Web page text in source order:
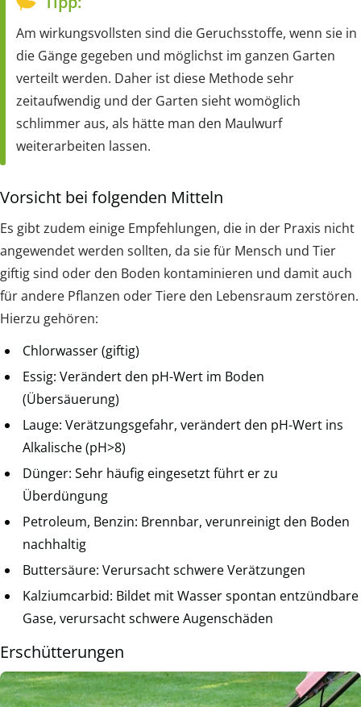
Am wirkungsvollsten sind die Geruchsstoffe, wenn sie in
die Gänge gegeben und möglichst im ganzen Garten
verteilt werden. Daher ist diese Methode sehr
zeitaufwendig und der Garten sieht womöglich
schlimmer aus, als hätte man den Maulwurf
weiterarbeiten lassen.
Vorsicht bei folgenden Mitteln
Es gibt zudem einige Empfehlungen, die in der Praxis nicht
angewendet werden sollten, da sie für Mensch und Tier
giftig sind oder den Boden kontaminieren und damit auch
für andere Pflanzen oder Tiere den Lebensraum zerstören.
Hierzu gehören:
Chlorwasser (giftig)
Essig: Verändert den pH-Wert im Boden
(Übersäuerung)
Lauge: Verätzungsgefahr, verändert den pH-Wert ins
Alkalische (pH>8)
Dünger: Sehr häufig eingesetzt führt er zu
Überdüngung
Petroleum, Benzin: Brennbar, verunreinigt den Boden
nachhaltig
Buttersäure: Verursacht schwere Verätzungen
Kalziumcarbid: Bildet mit Wasser spontan entzündbare
Gase, verursacht schwere Augenschäden
Erschütterungen